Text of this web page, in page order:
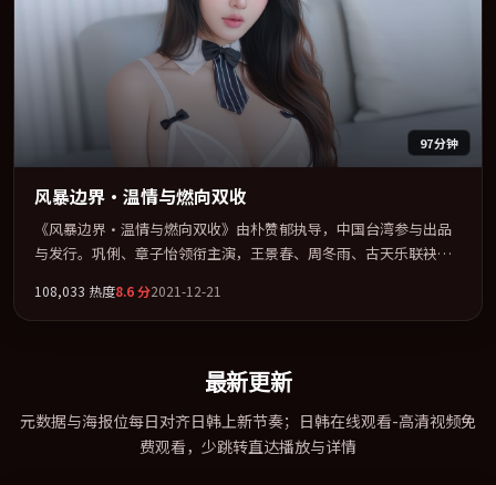
97分钟
风暴边界·温情与燃向双收
《风暴边界·温情与燃向双收》由朴赞郁执导，中国台湾参与出品
与发行。巩俐、章子怡领衔主演，王景春、周冬雨、古天乐联袂出
型为骨架，在叙事、表演与视听上力求统一。定于 2021-06-22 在内
地院线及主流平台同步亮相，2021 年度话题片中口碑稳健，适合喜
108,033 热度8.6分2021-12-21
最新更新
元数据与海报位每日对齐日韩上新节奏；日韩在线观看-高清视频免
费观看，少跳转直达播放与详情